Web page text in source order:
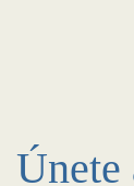
Únete